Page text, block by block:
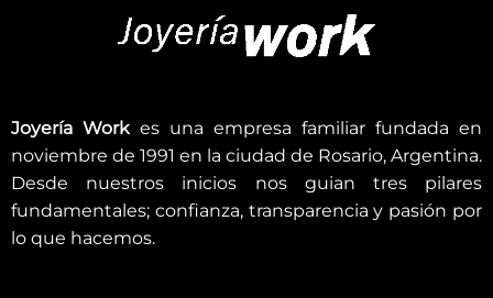
Joyería Workes una empresa familiar fundada en
noviembre de 1991 en la ciudad de Rosario, Argentina.
Desde nuestros inicios nos guian tres pilares
fundamentales; confianza, transparencia y pasión por
lo que hacemos.